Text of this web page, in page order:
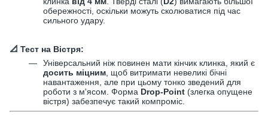
обережності, оскільки можуть сколюватися під час
сильного удару.
📐 Тест на Вістря:
Універсальний ніж повинен мати кінчик клинка, який є
досить міцним , щоб витримати невеликі бічні
навантаження, але при цьому тонко зведений для
роботи з м'ясом. Форма Drop-Point (злегка опущене
вістря) забезпечує такий компроміс.